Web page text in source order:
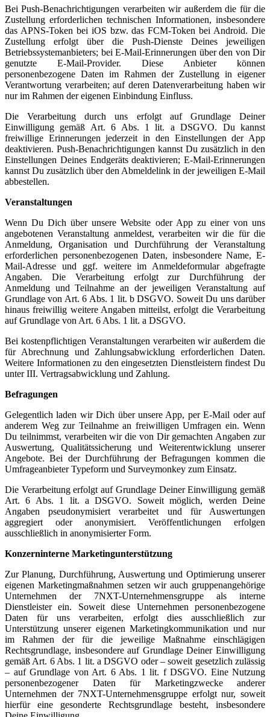
Bei Push-Benachrichtigungen verarbeiten wir außerdem die für die
Zustellung erforderlichen technischen Informationen, insbesondere
das APNS-Token bei iOS bzw. das FCM-Token bei Android. Die
Zustellung erfolgt über die Push-Dienste Deines jeweiligen
Betriebssystemanbieters; bei E-Mail-Erinnerungen über den von Dir
genutzte E-Mail-Provider. Diese Anbieter können
personenbezogene Daten im Rahmen der Zustellung in eigener
Verantwortung verarbeiten; auf deren Datenverarbeitung haben wir
nur im Rahmen der eigenen Einbindung Einfluss.
Die Verarbeitung durch uns erfolgt auf Grundlage Deiner
Einwilligung gemäß Art. 6 Abs. 1 lit. a DSGVO. Du kannst
freiwillige Erinnerungen jederzeit in den Einstellungen der App
deaktivieren. Push-Benachrichtigungen kannst Du zusätzlich in den
Einstellungen Deines Endgeräts deaktivieren; E-Mail-Erinnerungen
kannst Du zusätzlich über den Abmeldelink in der jeweiligen E-Mail
abbestellen.
Veranstaltungen
Wenn Du Dich über unsere Website oder App zu einer von uns
angebotenen Veranstaltung anmeldest, verarbeiten wir die für die
Anmeldung, Organisation und Durchführung der Veranstaltung
erforderlichen personenbezogenen Daten, insbesondere Name, E-
Mail-Adresse und ggf. weitere im Anmeldeformular abgefragte
Angaben. Die Verarbeitung erfolgt zur Durchführung der
Anmeldung und Teilnahme an der jeweiligen Veranstaltung auf
Grundlage von Art. 6 Abs. 1 lit. b DSGVO. Soweit Du uns darüber
hinaus freiwillig weitere Angaben mitteilst, erfolgt die Verarbeitung
auf Grundlage von Art. 6 Abs. 1 lit. a DSGVO.
Bei kostenpflichtigen Veranstaltungen verarbeiten wir außerdem die
für Abrechnung und Zahlungsabwicklung erforderlichen Daten.
Weitere Informationen zu den eingesetzten Dienstleistern findest Du
unter III. Vertragsabwicklung und Zahlung.
Befragungen
Gelegentlich laden wir Dich über unsere App, per E-Mail oder auf
anderem Weg zur Teilnahme an freiwilligen Umfragen ein. Wenn
Du teilnimmst, verarbeiten wir die von Dir gemachten Angaben zur
Auswertung, Qualitätssicherung und Weiterentwicklung unserer
Angebote. Bei der Durchführung der Befragungen kommen die
Umfrageanbieter Typeform und Surveymonkey zum Einsatz.
Die Verarbeitung erfolgt auf Grundlage Deiner Einwilligung gemäß
Art. 6 Abs. 1 lit. a DSGVO. Soweit möglich, werden Deine
Angaben pseudonymisiert verarbeitet und für Auswertungen
aggregiert oder anonymisiert. Veröffentlichungen erfolgen
ausschließlich in anonymisierter Form.
Konzerninterne Marketingunterstützung
Zur Planung, Durchführung, Auswertung und Optimierung unserer
eigenen Marketingmaßnahmen setzen wir auch gruppenangehörige
Unternehmen der 7NXT-Unternehmensgruppe als interne
Dienstleister ein. Soweit diese Unternehmen personenbezogene
Daten für uns verarbeiten, erfolgt dies ausschließlich zur
Unterstützung unserer eigenen Marketingkommunikation und nur
im Rahmen der für die jeweilige Maßnahme einschlägigen
Rechtsgrundlage, insbesondere auf Grundlage Deiner Einwilligung
gemäß Art. 6 Abs. 1 lit. a DSGVO oder – soweit gesetzlich zulässig
– auf Grundlage von Art. 6 Abs. 1 lit. f DSGVO. Eine Nutzung
personenbezogener Daten für Marketingzwecke anderer
Unternehmen der 7NXT-Unternehmensgruppe erfolgt nur, soweit
hierfür eine gesonderte Rechtsgrundlage besteht, insbesondere